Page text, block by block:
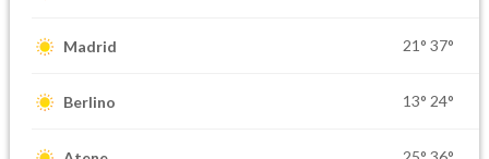
Madrid 21° 37°
Berlino 13° 24°